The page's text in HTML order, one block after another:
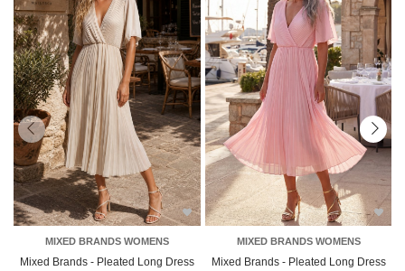
MIXED BRANDS WOMENS
Mixed Brands - Pleated Long Dress
MIXED BRANDS WOMENS
Mixed Brands - Pleated Long Dress